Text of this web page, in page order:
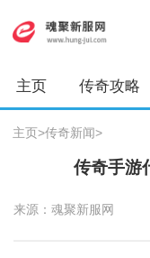
主页 传奇攻略
主页>传奇新闻>
传奇手游
来源：魂聚新服网